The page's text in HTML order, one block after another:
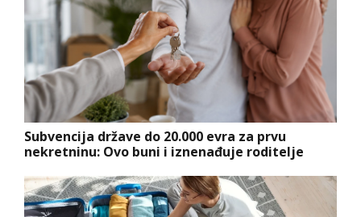
Subvencija države do 20.000 evra za prvu
nekretninu: Ovo buni i iznenađuje roditelje